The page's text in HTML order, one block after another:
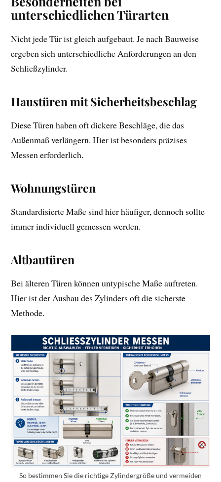
unterschiedlichen Türarten
Nicht jede Tür ist gleich aufgebaut. Je nach Bauweise
ergeben sich unterschiedliche Anforderungen an den
Schließzylinder.
Haustüren mit Sicherheitsbeschlag
Diese Türen haben oft dickere Beschläge, die das
Außenmaß verlängern. Hier ist besonders präzises
Messen erforderlich.
Wohnungstüren
Standardisierte Maße sind hier häufiger, dennoch sollte
immer individuell gemessen werden.
Altbautüren
Bei älteren Türen können untypische Maße auftreten.
Hier ist der Ausbau des Zylinders oft die sicherste
Methode.
So bestimmen Sie die richtige Zylindergröße und vermeiden